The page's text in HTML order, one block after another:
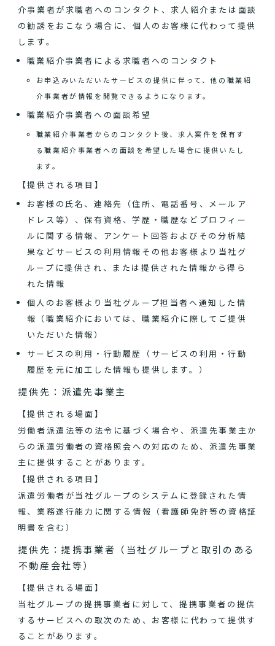
介事業者が求職者へのコンタクト、求人紹介または面談
の勧誘をおこなう場合に、個人のお客様に代わって提供
します。
職業紹介事業者による求職者へのコンタクト
お申込みいただいたサービスの提供に伴って、他の職業紹
介事業者が情報を閲覧できるようになります。
職業紹介事業者への面談希望
職業紹介事業者からのコンタクト後、求人案件を保有す
る職業紹介事業者への面談を希望した場合に提供いたし
ます。
【提供される項目】
お客様の氏名、連絡先（住所、電話番号、メールア
ドレス等）、保有資格、学歴・職歴などプロフィー
ルに関する情報、アンケート回答およびその分析結
果などサービスの利用情報その他お客様より当社グ
ループに提供され、または提供された情報から得ら
れた情報
個人のお客様より当社グループ担当者へ通知した情
報（職業紹介においては、職業紹介に際してご提供
いただいた情報）
サービスの利用・行動履歴（サービスの利用・行動
履歴を元に加工した情報も提供します。）
提供先：派遣先事業主
【提供される場面】
労働者派遣法等の法令に基づく場合や、派遣先事業主か
らの派遣労働者の資格照会への対応のため、派遣先事業
主に提供することがあります。
【提供される項目】
派遣労働者が当社グループのシステムに登録された情
報、業務遂行能力に関する情報（看護師免許等の資格証
明書を含む）
提供先：提携事業者（当社グループと取引のある
不動産会社等）
【提供される場面】
当社グループの提携事業者に対して、提携事業者の提供
するサービスへの取次のため、お客様に代わって提供す
ることがあります。